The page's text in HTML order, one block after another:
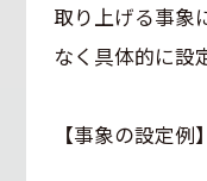
取り上げる事象
なく具体的に設
【事象の設定例】